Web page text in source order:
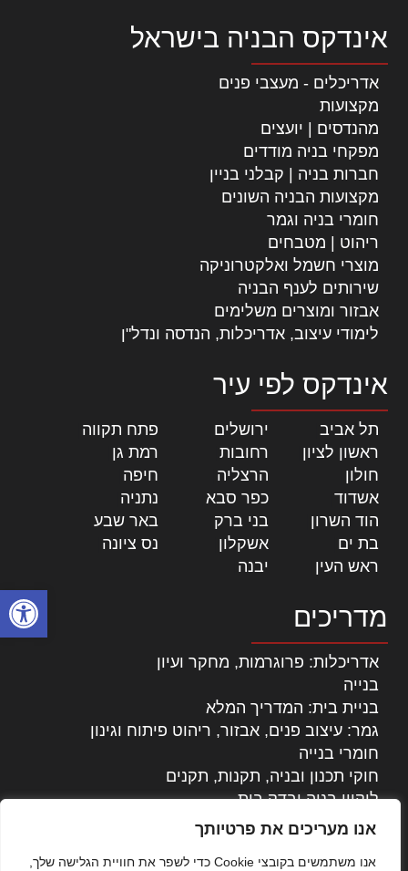
פתח
אנו מעריכים את פרטיותך
אנו משתמשים בקובצי Cookie כדי לשפר את חוויית הגלישה שלך,
אינדקס הבניה בישראל
אדריכלים - מעצבי פנים
מקצועות
מהנדסים | יועצים
מפקחי בניה מודדים
חברות בניה | קבלני בניין
מקצועות הבניה השונים
חומרי בניה וגמר
ריהוט | מטבחים
מוצרי חשמל ואלקטרוניקה
שירותים לענף הבניה
אבזור ומוצרים משלימים
לימודי עיצוב, אדריכלות, הנדסה ונדל"ן
אינדקס לפי עיר
תל אביב ירושלים פתח תקווה
ראשון לציון
רחובות רמת גן
חולון
הרצליה חיפה
אשדוד
כפר סבא נתניה
הוד השרון
בני ברק באר שבע
בת ים
אשקלון נס ציונה
ראש העין
יבנה
מדריכים
אדריכלות: פרוגרמות, מחקר ועיון
בנייה
בניית בית: המדריך המלא
גמר: עיצוב פנים, אבזור, ריהוט פיתוח וגינון
חומרי בנייה
חוקי תכנון ובניה, תקנות, תקנים
ליקויי בניה ובדק בית
נדל"ן: זכויות, אגרות ועסקאות
עקרונות ניהול אחזקה מתקדמות